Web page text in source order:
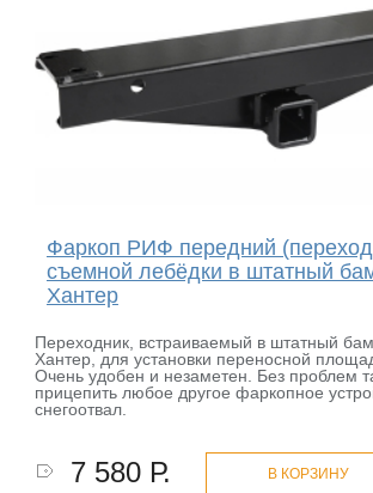
Фаркоп РИФ передний
съемной лебёдки в штатный
Хантер
Переходник, встраиваемый в штатный
Хантер, для установки переносной
Очень удобен и незаметен. Без проблем
прицепить любое другое фаркопное
снегоотвал.
7 580 Р. В КОРЗИНУ